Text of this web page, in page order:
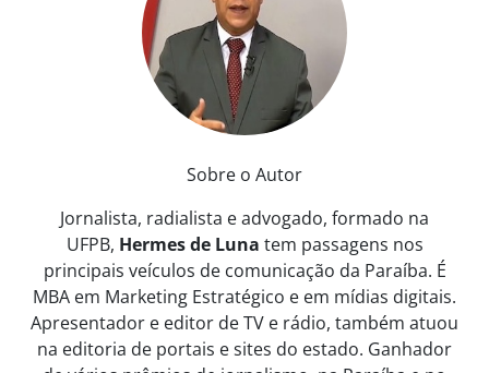
Sobre o Autor
Jornalista, radialista e advogado, formado na
UFPB, Hermes de Luna tem passagens nos
principais veículos de comunicação da Paraíba. É
MBA em Marketing Estratégico e em mídias digitais.
Apresentador e editor de TV e rádio, também atuou
na editoria de portais e sites do estado. Ganhador